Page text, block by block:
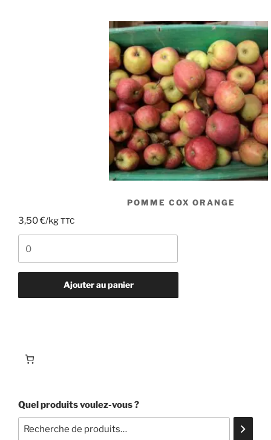
POMME COX ORANGE
3,50€/kg TTC
Pomme
orange
Ajouter au panier
Quel produits voulez-vous ?